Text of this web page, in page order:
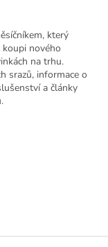
který
nového
na trhu.
srazů, informace o
a články